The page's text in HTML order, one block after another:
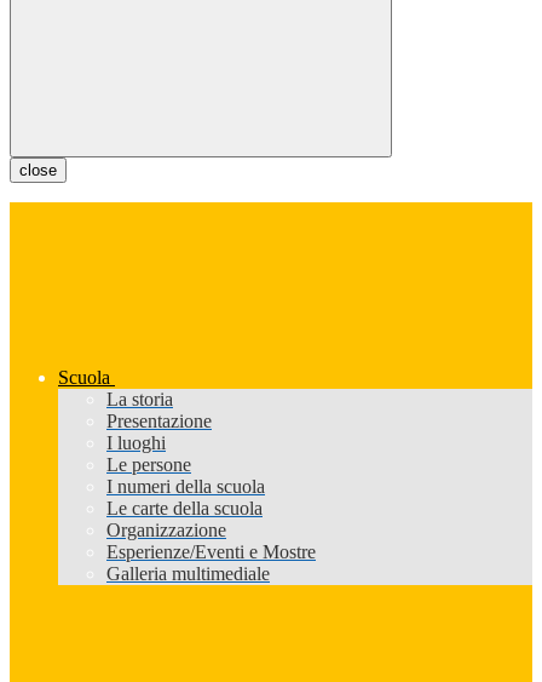
close
Scuola
La storia
Presentazione
I luoghi
Le persone
I numeri della scuola
Le carte della scuola
Organizzazione
Esperienze/Eventi e Mostre
Galleria multimediale